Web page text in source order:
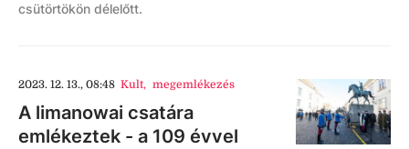
csütörtökön délelőtt.
2023. 12. 13., 08:48 Kult, megemlékezés
A limanowai csatára
emlékeztek - a 109 évvel